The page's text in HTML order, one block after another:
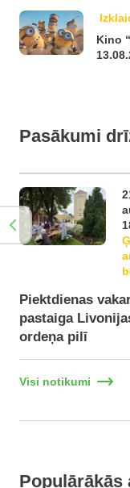
Kino
Pasākumi
Piektdienas
pastaiga
ordeņa pilī
Visi notikumi
Populārākās